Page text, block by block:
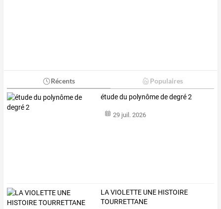
Récents Populaires
étude du polynôme de degré 2
29 juil. 2026
LA VIOLETTE UNE HISTOIRE
TOURRETTANE